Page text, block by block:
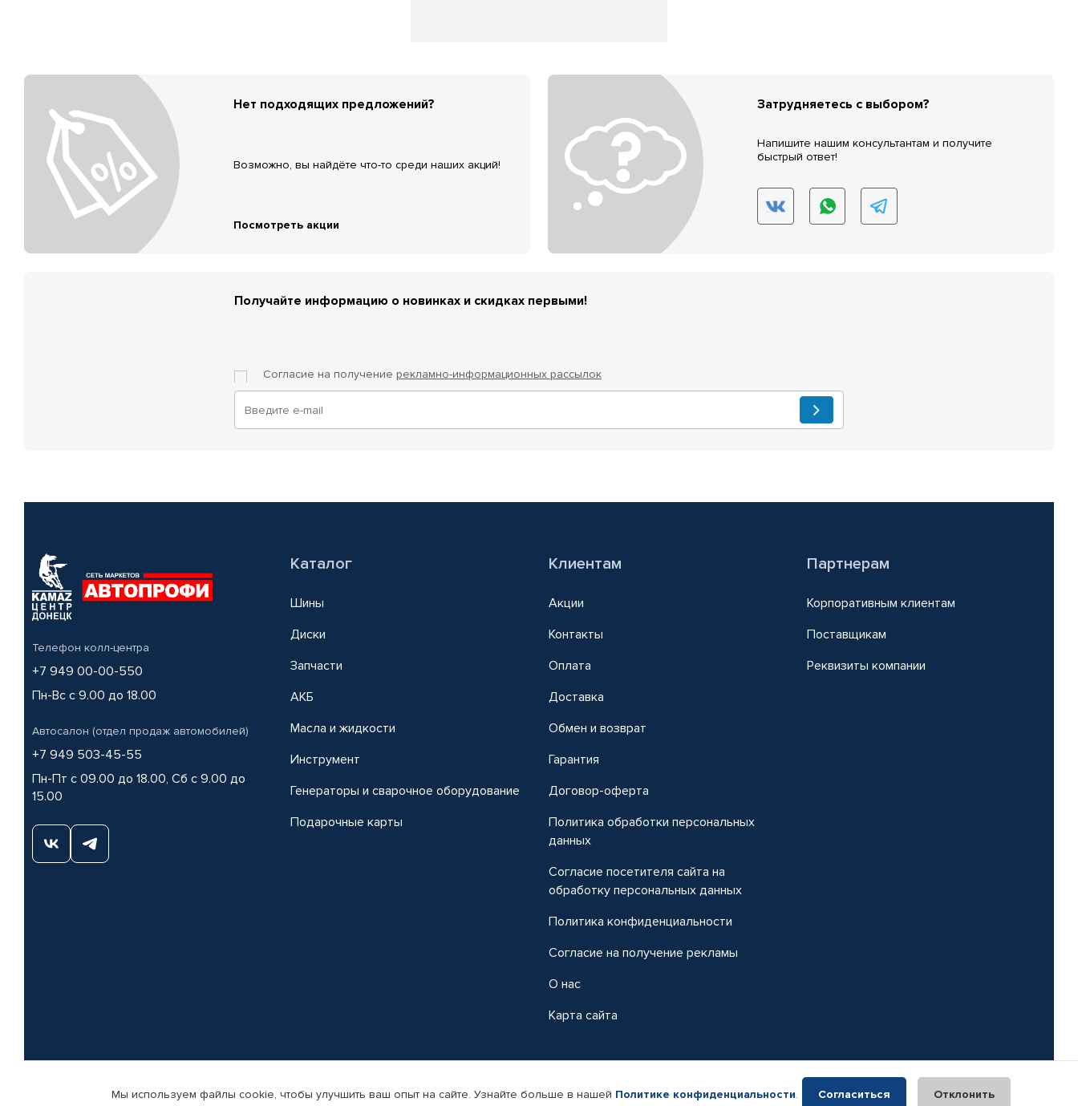
Нет подходящих предложений?
Возможно, вы найдёте что-то среди наших акций!
Посмотреть акции
Затрудняетесь с выбором?
Напишите нашим консультантам и получите
быстрый ответ!
Получайте информацию о новинках и скидках первыми!
Согласие на получение рекламно-информационных рассылок
Телефон колл-центра
+7 949 00-00-550
Пн-Вс с 9.00 до 18.00
Автосалон (отдел продаж автомобилей)
+7 949 503-45-55
Пн-Пт с 09.00 до 18.00, Сб с 9.00 до
15.00
Каталог
Шины
Диски
Запчасти
АКБ
Масла и жидкости
Инструмент
Генераторы и сварочное оборудование
Подарочные карты
Клиентам
Акции
Контакты
Оплата
Доставка
Обмен и возврат
Гарантия
Договор-оферта
Политика обработки персональных
данных
Согласие посетителя сайта на
обработку персональных данных
Политика конфиденциальности
Согласие на получение рекламы
О нас
Карта сайта
Партнерам
Корпоративным клиентам
Поставщикам
Реквизиты компании
© КАМАЗ ЦЕНТР ДОНЕЦК, 2015-2026. Все права защищены. Интернет-магазин автомобильных товаров Автопрофи.
Мы используем файлы cookie, чтобы улучшить ваш опыт на сайте. Узнайте больше в нашей Политике конфиденциальности. Согласиться Отклонить